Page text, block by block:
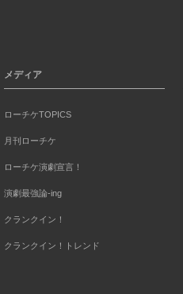
メディア
ローチケTOPICS
月刊ローチケ
ローチケ演劇宣言！
演劇最強論-ing
クランクイン！
クランクイン！トレンド